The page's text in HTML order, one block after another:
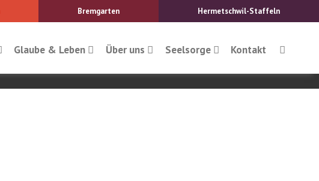
Bremgarten Hermetschwil-Staffeln
Glaube & Leben Über uns Seelsorge Kontakt